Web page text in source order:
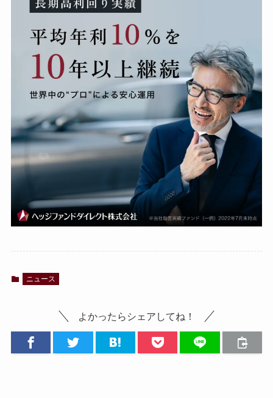
ニュース
よかったらシェアしてね！